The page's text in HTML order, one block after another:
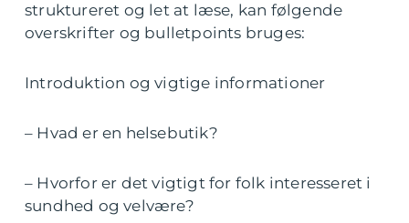
struktureret og let at læse, kan følgende
overskrifter og bulletpoints bruges:
Introduktion og vigtige informationer
– Hvad er en helsebutik?
– Hvorfor er det vigtigt for folk interesseret i
sundhed og velvære?